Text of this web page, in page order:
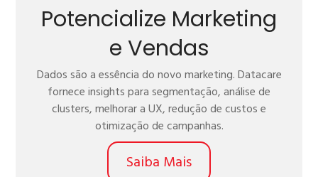
Potencialize Marketing
e Vendas
Dados são a essência do novo marketing. Datacare
fornece insights para segmentação, análise de
clusters, melhorar a UX, redução de custos e
otimização de campanhas.
Saiba Mais